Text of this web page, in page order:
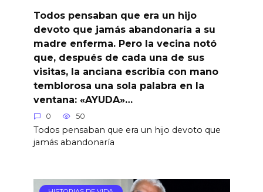
Todos pensaban que era un hijo
devoto que jamás abandonaría a su
madre enferma. Pero la vecina notó
que, después de cada una de sus
visitas, la anciana escribía con mano
temblorosa una sola palabra en la
ventana: «AYUDA»…
0 50
Todos pensaban que era un hijo devoto que
jamás abandonaría